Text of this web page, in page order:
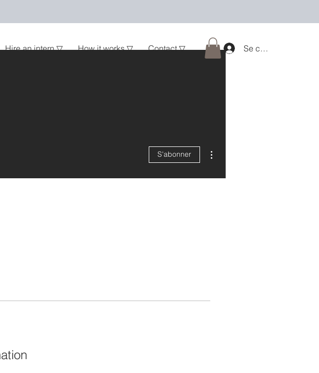
Hire an intern ▽ How it works ▽ Contact ▽ Se connecter
S'abonner